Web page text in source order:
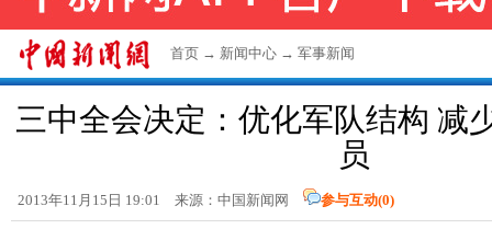
首页 → 新闻中心 → 军事新闻
三中全会决定：优化军队结构 减
员
2013年11月15日 19:01 来源： 中国新闻网 参与互动(0)